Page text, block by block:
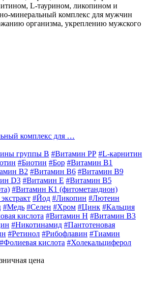
L-таурином, ликопином и
минеральный комплекс для мужчин
организма, укреплению мужского
комплекс для …
группы В #Витамин РР #L-карнитин
#Биотин #Бор #Витамин B1
B2 #Витамин B6 #Витамин B9
D3 #Витамин E #Витамин В5
#Витамин К1 (фитометандион)
#Йод #Ликопин #Лютеин
#Медь #Селен #Хром #Цинк #Кальция
кислота #Витамин H #Витамин В3
#Никотинамид #Пантотеновая
#Ретинол #Рибофлавин #Тиамин
#Фолиевая кислота #Холекальциферол
цена